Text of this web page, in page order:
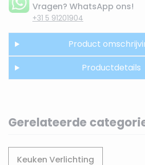
Vragen? WhatsApp ons!
+31 5 91201904
Product
Productdetails
Gerelateerde
Keuken Verlichting